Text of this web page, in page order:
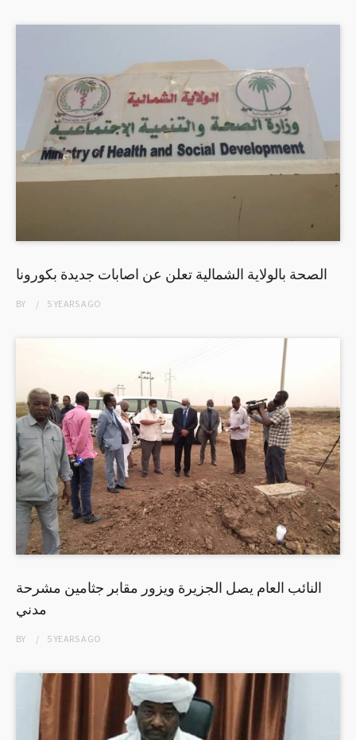
الصحة بالولاية الشمالية تعلن عن اصابات جديدة بكورونا
BY 5 YEARSAGO
النائب العام يصل الجزيرة ويزور مقابر جثامين مشرحة
مدني
BY 5 YEARSAGO